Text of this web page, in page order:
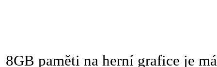
8GB paměti na herní grafice je